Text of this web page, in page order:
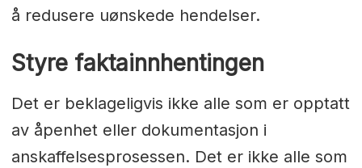
å redusere uønskede hendelser.
Styre faktainnhentingen
Det er beklageligvis ikke alle som er opptatt
av åpenhet eller dokumentasjon i
anskaffelsesprosessen. Det er ikke alle som